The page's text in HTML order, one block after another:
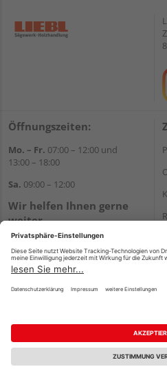
Öffnungszeiten:
Mo. – Fr. 07:00 – 12:00 und
13:00 – 18:00
Sa. 09:00 – 12:00
Wir helfen Ihnen gerne
weiter
Tel.:+49 8122 14197
E-Mail:vertrieb@holz-liebl.de
Impressum AGB
Reservierungsbedingungen